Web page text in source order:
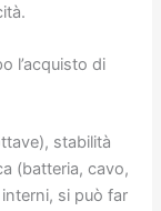
l’acquisto di
stabilità
(batteria, cavo,
si può far